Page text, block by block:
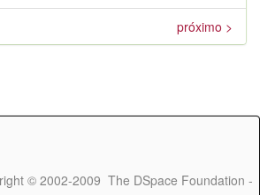
próximo >
© 2002-2009 The DSpace Foundation -